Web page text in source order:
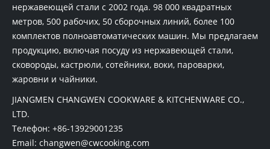
нержавеющей стали с 2002 года. 98 000 квадратных
метров, 500 рабочих, 50 сборочных линий, более 100
комплектов полноавтоматических машин. Мы предлагаем
продукцию, включая посуду из нержавеющей стали,
сковороды, кастрюли, сотейники, воки, пароварки,
жаровни и чайники.
JIANGMEN CHANGWEN COOKWARE & KITCHENWARE CO.,
LTD.
Телефон: +86-13929001235
Email: changwen@cwcooking.com